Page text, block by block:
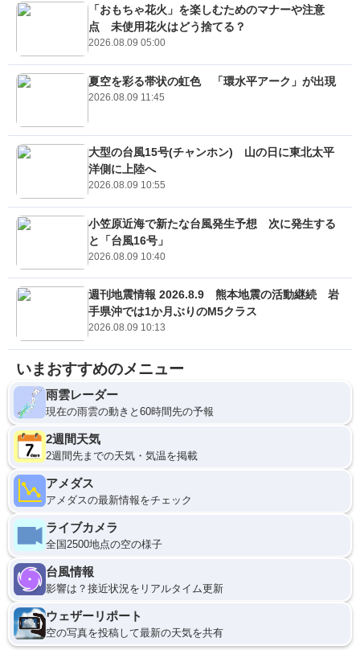
「おもちゃ花火」を楽しむためのマナーや注意
点 未使用花火はどう捨てる？
2026.08.09 05:00
夏空を彩る帯状の虹色 「環水平アーク」が出現
2026.08.09 11:45
大型の台風15号(チャンホン) 山の日に東北太平
洋側に上陸へ
2026.08.09 10:55
小笠原近海で新たな台風発生予想 次に発生する
と「台風16号」
2026.08.09 10:40
週刊地震情報 2026.8.9 熊本地震の活動継続 岩
手県沖では1か月ぶりのM5クラス
2026.08.09 10:13
いまおすすめのメニュー
雨雲レーダー
現在の雨雲の動きと60時間先の予報
2週間天気
2週間先までの天気・気温を掲載
アメダス
アメダスの最新情報をチェック
ライブカメラ
全国2500地点の空の様子
台風情報
影響は？接近状況をリアルタイム更新
ウェザーリポート
空の写真を投稿して最新の天気を共有